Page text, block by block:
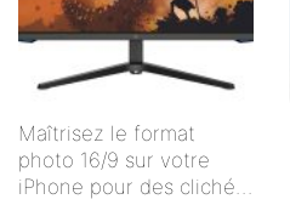
Maîtrisez le format
photo 16/9 sur votre
iPhone pour des clichés